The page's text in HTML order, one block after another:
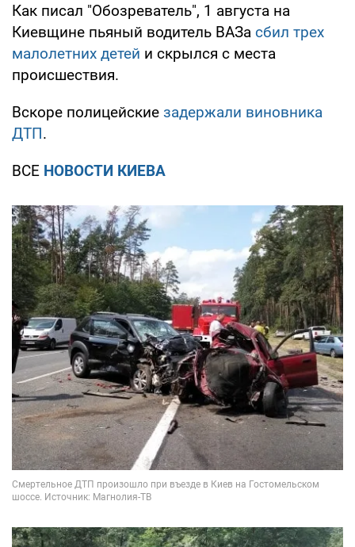
Как писал "Обозреватель", 1 августа на
Киевщине пьяный водитель ВАЗа сбил трех
малолетних детей и скрылся с места
происшествия.
Вскоре полицейские задержали виновника
ДТП.
ВСЕ НОВОСТИ КИЕВА